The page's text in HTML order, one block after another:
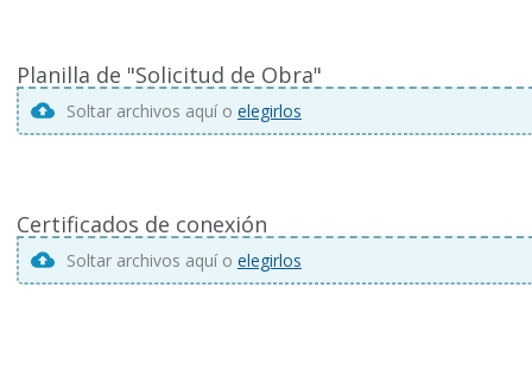
Planilla de "Solicitud de Obra"
Soltar archivos aquí o elegirlos
Certificados de conexión
Soltar archivos aquí o elegirlos